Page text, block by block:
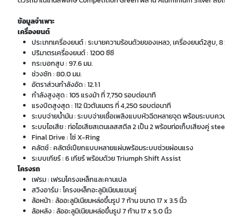
ข้อมูลจำเพาะ
เครื่องยนต์
ประเภทเครื่องยนต์ : ระบายความร้อนด้วยของเหลว, เครื่องยนต์2สูบ, 8
ปริมาตรเครื่องยนต์ : 1200 ซีซี
กระบอกสูบ : 97.6 มม.
ช่วงชัก : 80.0 มม.
อัตราส่วนกำลังอัด : 12.1:1
กำลังสูงสุด : 105 แรงม้า ที่ 7,750 รอบต่อนาที
แรงบิดสูงสุด : 112 นิวตันเมตร ที่ 4,250 รอบต่อนาที
ระบบจ่ายน้ำมัน : ระบบจ่ายเชื้อเพลิงแบบหัวฉีดหลายจุด พร้อมระบบค
ระบบไอเสีย : ท่อไอเสียสเตนเลสสตีล 2 เป็น 2 พร้อมท่อเก็บเสียงคู่
Final Drive : โซ่ X-Ring
คลัตช์ : คลัตช์เปียกแบบหลายแผ่นพร้อมระบบช่วยผ่อนแรง
ระบบเกียร์ : 6 เกียร์ พร้อมด้วย Triumph Shift Assist
โครงรถ
เฟรม : เฟรมโครงเหล็กและคานเปล
สวิงอาร์ม : โครงเหล็กอะลูมิเนียมแขนคู่
ล้อหน้า : ล้ออะลูมิเนียมหล่อขึ้นรูป 7 ก้าน ขนาด 17 x 3.5 นิ้ว
ล้อหลัง : ล้ออะลูมิเนียมหล่อขึ้นรูป 7 ก้าน 17 x 5.0 นิ้ว